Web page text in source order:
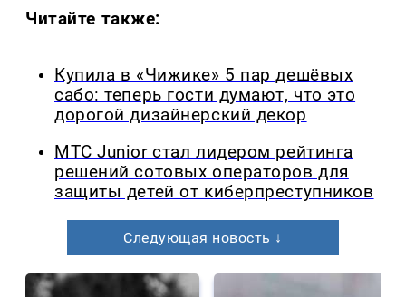
Читайте также:
Купила в «Чижике» 5 пар дешёвых
сабо: теперь гости думают, что это
дорогой дизайнерский декор
МТС Junior стал лидером рейтинга
решений сотовых операторов для
защиты детей от киберпреступников
Следующая новость ↓